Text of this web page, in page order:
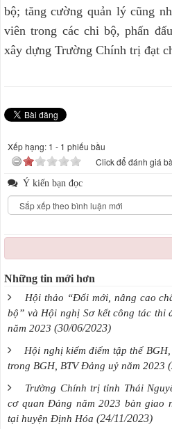
bộ; tăng cường quản lý cũng
viên trong các chi bộ, phấn
xây dựng Trường Chính trị đạt
Xếp hạng: 1 - 1 phiếu bầu
Click để đánh giá
Ý kiến bạn đọc
Những tin mới hơn
Hội thảo “Đổi mới, nâng cao
bộ” và Hội nghị Sơ kết công tác thi
năm 2023 (30/06/2023)
Hội nghị kiểm điểm tập thể
trong BGH, BTV Đảng uỷ năm 2023
Trường Chính trị tỉnh Thái
cơ quan Đảng năm 2023 bàn giao
tại huyện Định Hóa (24/11/2023)